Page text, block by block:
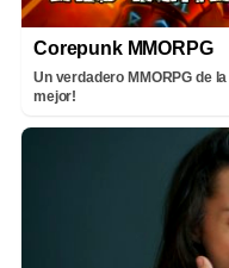
Corepunk MMORPG
Un verdadero MMORPG de
mejor!